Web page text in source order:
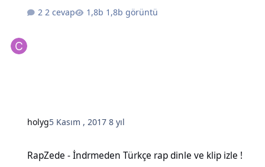
2 cevap
1,8b görüntü
holyg5 Kasım , 20178 yıl
RapZede - İndrmeden Türkçe rap dinle ve klip izle !